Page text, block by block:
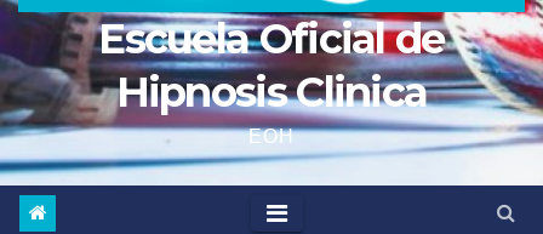
Escuela Oficial de
Hipnosis Clinica
EOH